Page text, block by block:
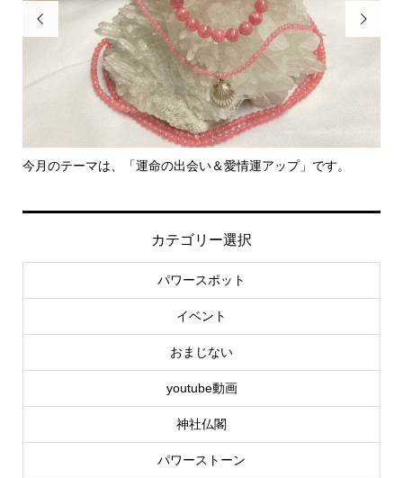

今月のテーマは、「運命の出会い＆愛情運アップ」です。

カテゴリー選択
パワースポット
イベント
おまじない
youtube動画
神社仏閣
パワーストーン